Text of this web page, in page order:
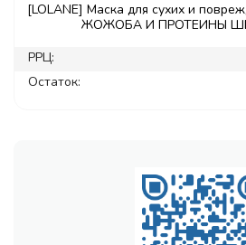
[LOLANE] Маска для сухих и
ЖОЖОБА И ПРОТЕИНЫ
РРЦ:
Остаток: